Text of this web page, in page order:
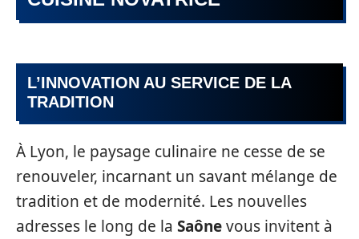
L’INNOVATION AU SERVICE DE LA
TRADITION
À Lyon, le paysage culinaire ne cesse de se
renouveler, incarnant un savant mélange de
tradition et de modernité. Les nouvelles
adresses le long de la Saônevous invitent à